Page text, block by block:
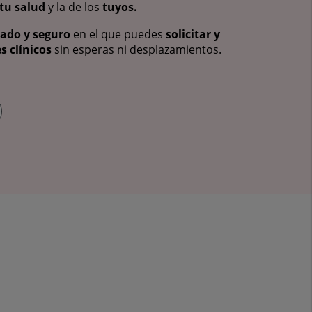
tu salud y la de los tuyos.
y seguro en el que puedes solicitar y
clínicos sin esperas ni desplazamientos.